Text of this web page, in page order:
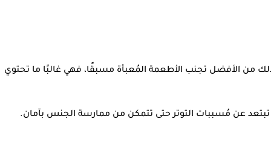
من الأفضل تجنب الأطعمة المُعبأة مسبقًا، فهي غالبًا ما تحتوي
عن مُسببات التوتر حتى تتمكن من ممارسة الجنس بآمان.